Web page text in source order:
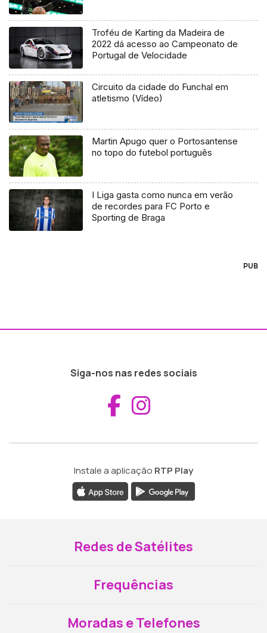
Troféu de Karting da Madeira de
2022 dá acesso ao Campeonato de
Portugal de Velocidade
Circuito da cidade do Funchal em
atletismo (Vídeo)
Martin Apugo quer o Portosantense
no topo do futebol português
I Liga gasta como nunca em verão
de recordes para FC Porto e
Sporting de Braga
PUB
Siga-nos nas redes sociais
Aceder ao
Instale a aplicação RTP Play
Redes de Satélites
Frequências
Moradas e Telefones